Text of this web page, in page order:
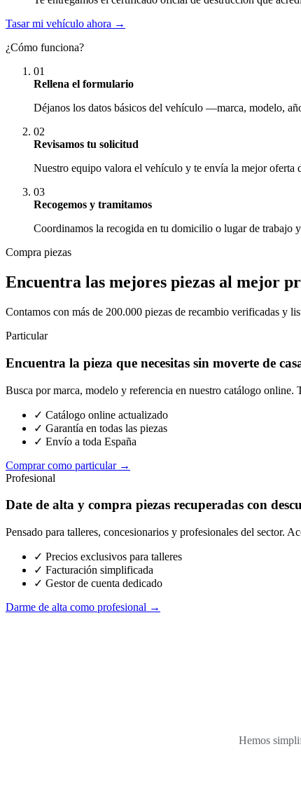
Tasar mi vehículo ahora →
¿Cómo funciona?
01
Rellena el formulario
Déjanos los datos básicos del vehículo —marca, modelo,
02
Revisamos tu solicitud
Nuestro equipo valora el vehículo y te envía la mejor oferta
03
Recogemos y tramitamos
Coordinamos la recogida en tu domicilio o lugar de trabajo
Compra piezas
Encuentra las mejores piezas al mejor
Contamos con más de 200.000 piezas de recambio verificadas y
Particular
Encuentra la pieza que necesitas sin moverte de
Busca por marca, modelo y referencia en nuestro catálogo online.
✓ Catálogo online actualizado
✓ Garantía en todas las piezas
✓ Envío a toda España
Comprar como particular →
Profesional
Date de alta y compra piezas recuperadas con
Pensado para talleres, concesionarios y profesionales del sector.
✓ Precios exclusivos para talleres
✓ Facturación simplificada
✓ Gestor de cuenta dedicado
Darme de alta como profesional →
Hemos